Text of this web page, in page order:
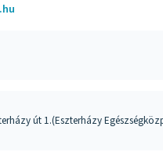
út 1.(Eszterházy